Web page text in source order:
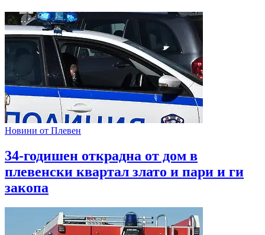
Новини от Плевен
34-годишен открадна от дом в
плевенски квартал злато и пари и ги
закопа